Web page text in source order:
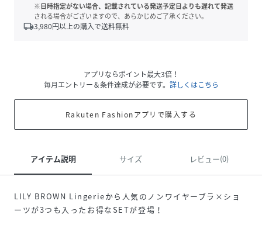
※日時指定がない場合、記載されている発送予定日よりも遅れて発送
される場合がございますので、あらかじめご了承ください。
local_shipping3,980円以上の購入で送料無料
アプリならポイント最大3倍！
毎月エントリー＆条件達成が必要です。 詳しくはこちら
Rakuten Fashionアプリで購入する
アイテム説明 サイズ レビュー(0)
LILY BROWN Lingerieから人気のノンワイヤーブラ×ショ
ーツが3つも入ったお得なSETが登場！